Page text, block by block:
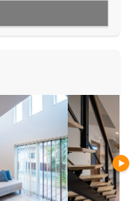
く安心して暮らせる
にまるっとお任せした